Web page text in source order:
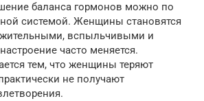
баланса гормонов можно по
системой. Женщины становятся
вспыльчивыми и
часто меняется.
тем, что женщины теряют
не получают